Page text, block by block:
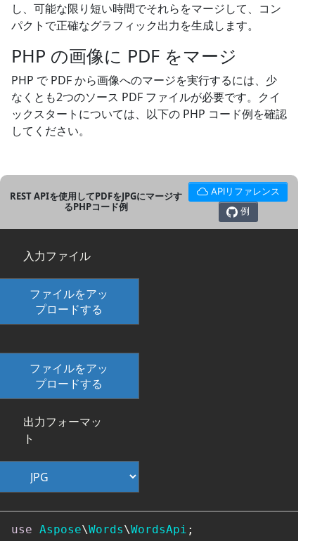
し、可能な限り短い時間でそれらをマージして、コン
パクトで正確なグラフィック出力を生成します。
PHP の画像に PDF をマージ
PHP で PDF から画像へのマージを実行するには、少
なくとも2つのソース PDF ファイルが必要です。クイ
ックスタートについては、以下の PHP コード例を確認
してください。
REST APIを使用してPDFをJPGにマージす
るPHPコード例
APIリファレンス
例
入力ファイル
ファイルをアッ
プロードする
ファイルをアッ
プロードする
出力フォーマッ
ト
use Aspose\Words\WordsApi ;